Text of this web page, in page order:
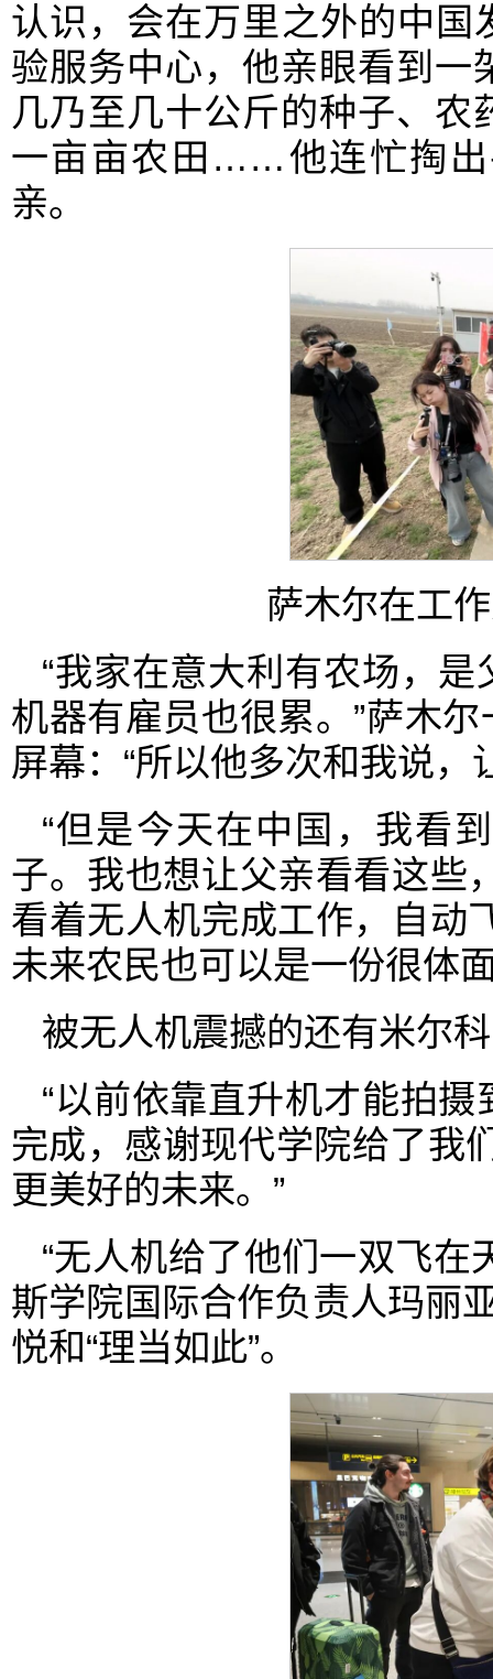
认识，会在万里之外的中
验服务中心，他亲眼看到一
几乃至几十公斤的种子、
一亩亩农田……他连忙掏出
亲。
萨木尔在工
“我家在意大利有农场，
机器有雇员也很累。”萨木
屏幕：“所以他多次和我说，
“但是今天在中国，我看
子。我也想让父亲看看这些
看着无人机完成工作，自动
未来农民也可以是一份很体
被无人机震撼的还有米尔
“以前依靠直升机才能拍
完成，感谢现代学院给了我
更美好的未来。”
“无人机给了他们一双飞在
斯学院国际合作负责人玛丽
悦和“理当如此”。